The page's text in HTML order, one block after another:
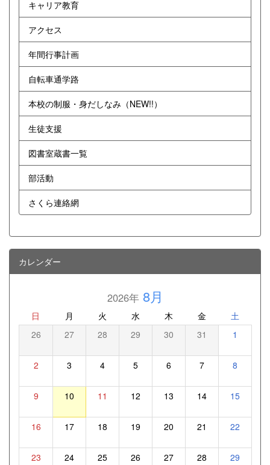
キャリア教育
アクセス
年間行事計画
自転車通学路
本校の制服・身だしなみ（NEW!!）
生徒支援
図書室蔵書一覧
部活動
さくら連絡網
カレンダー
2026年8月
日 月 火 水 木 金 土
26 27 28 29 30 31 1
2 3 4 5 6 7 8
9 10 11 12 13 14 15
16 17 18 19 20 21 22
23 24 25 26 27 28 29